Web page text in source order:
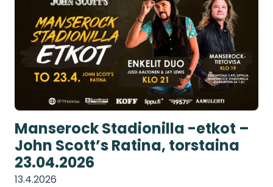
Manserock Stadionilla -etkot –
John Scott’s Ratina, torstaina
23.04.2026
13.4.2026